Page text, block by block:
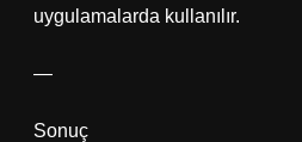
uygulamalarda kullanılır.
—
Sonuç